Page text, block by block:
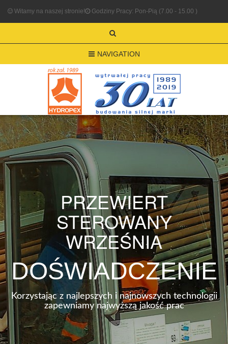
Witamy na naszej stronie! Godziny Pracy: Pon-Pią (7.00 - 15.00 )
NAVIGATION
PRZEWIERT
STEROWANY
WRZEŚNIA
DOŚWIADCZENIE
Korzystając z najlepszych i najnowszych technologii
zapewniamy najwyższą jakość prac